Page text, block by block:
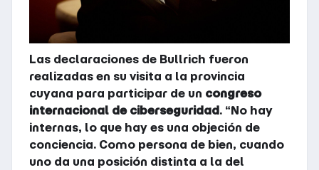
Las declaraciones de Bullrich fueron
realizadas en su visita a la provincia
cuyana para participar de un congreso
internacional de ciberseguridad. “No hay
internas, lo que hay es una objeción de
conciencia. Como persona de bien, cuando
uno da una posición distinta a la del